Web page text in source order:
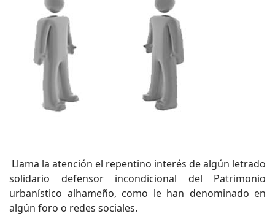
Llama la atención el repentino interés de algún letrado
solidario defensor incondicional del Patrimonio
urbanístico alhameño, como le han denominado en
algún foro o redes sociales.